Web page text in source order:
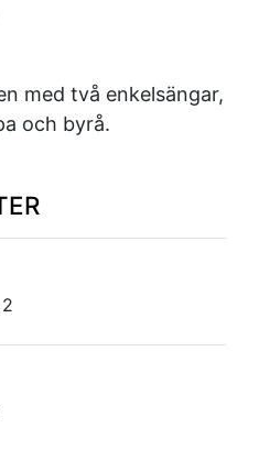
med två enkelsängar,
och byrå.
2